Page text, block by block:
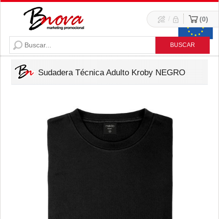
/ 0
Sudadera Técnica Adulto Kroby NEGRO